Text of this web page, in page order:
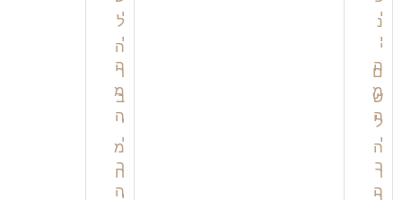
י
י
ה
מ
ה
י
ר
ה
י
י
ה
מ
ה
י
ר
ה